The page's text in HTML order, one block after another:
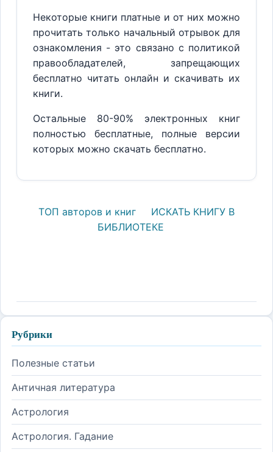
Некоторые книги платные и от них можно
прочитать только начальный отрывок для
ознакомления - это связано с политикой
правообладателей, запрещающих
бесплатно читать онлайн и скачивать их
книги.
Остальные 80-90% электронных книг
полностью бесплатные, полные версии
которых можно скачать бесплатно.
ТОП авторов и книг
ИСКАТЬ КНИГУ В
БИБЛИОТЕКЕ
Рубрики
Полезные статьи
Античная литература
Астрология
Астрология. Гадание